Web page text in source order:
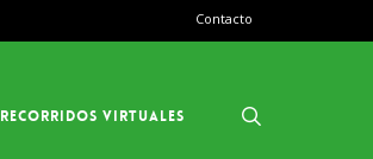
Contacto
Recorridos Virtuales